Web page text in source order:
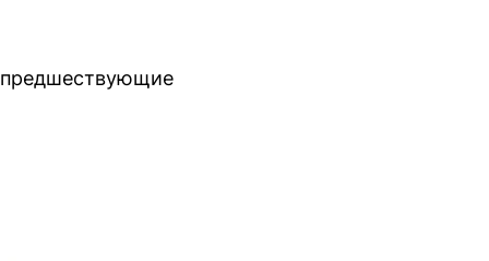
предшествующие